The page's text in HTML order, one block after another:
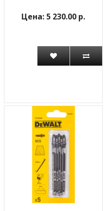
5 230.00 р.